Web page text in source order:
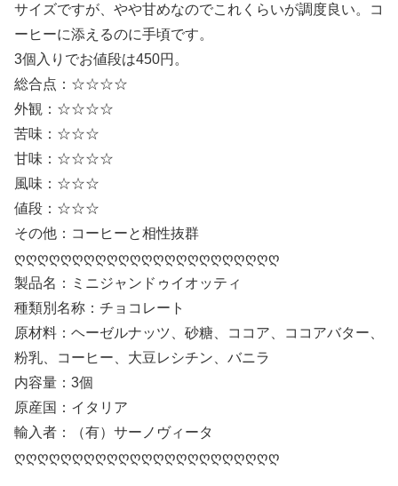
サイズですが、やや甘めなのでこれくらいが調度良い。コ
ーヒーに添えるのに手頃です。
3個入りでお値段は450円。
総合点：☆☆☆☆
外観：☆☆☆☆
苦味：☆☆☆
甘味：☆☆☆☆
風味：☆☆☆
値段：☆☆☆
その他：コーヒーと相性抜群
ღღღღღღღღღღღღღღღღღღღღღღღ
製品名：ミニジャンドゥイオッティ
種類別名称：チョコレート
原材料：ヘーゼルナッツ、砂糖、ココア、ココアバター、
粉乳、コーヒー、大豆レシチン、バニラ
内容量：3個
原産国：イタリア
輸入者：（有）サーノヴィータ
ღღღღღღღღღღღღღღღღღღღღღღღ